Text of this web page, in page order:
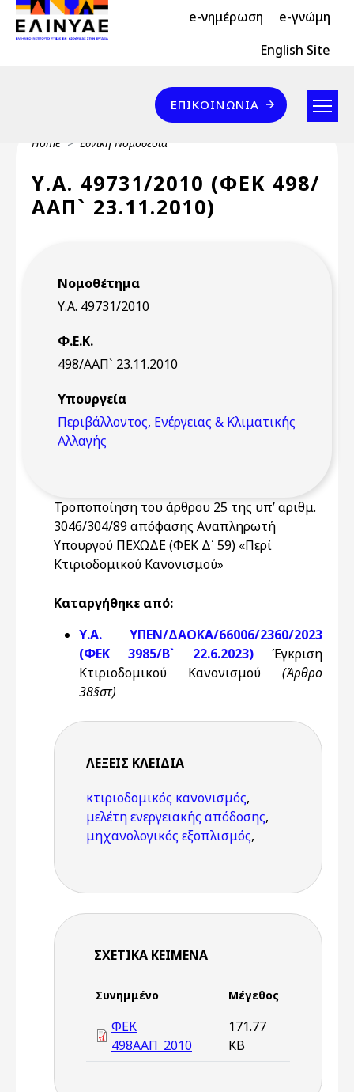
Skip to main content
Header Top 2 e-νημέρωση e-γνώμη
Header Top English Site
Επικοινωνία
ΕΠΙΚΟΙΝΩΝΊΑ
Breadcrumb
Home Εθνική Νομοθεσία
Υ.Α. 49731/2010 (ΦΕΚ 498/
ΑΑΠ` 23.11.2010)
Νομοθέτημα
Υ.Α. 49731/2010
Φ.Ε.Κ.
498/ΑΑΠ` 23.11.2010
Υπουργεία
Περιβάλλοντος, Ενέργειας & Κλιματικής
Αλλαγής
Τροποποίηση του άρθρου 25 της υπ’ αριθμ.
3046/304/89 απόφασης Αναπληρωτή
Υπουργού ΠΕΧΩΔΕ (ΦΕΚ Δ΄ 59) «Περί
Κτιριοδομικού Κανονισμού»
Καταργήθηκε από:
Υ.Α. ΥΠΕΝ/ΔΑΟΚΑ/66006/2360/2023
(ΦΕΚ 3985/Β` 22.6.2023)
Έγκριση
Κτιριοδομικού Κανονισμού (Άρθρο
38§στ)
ΛΈΞΕΙΣ KΛΕΙΔΙΆ
κτιριοδομικός κανονισμός,
μελέτη ενεργειακής απόδοσης,
μηχανολογικός εξοπλισμός,
ΣΧΕΤΙΚΆ ΚΕΊΜΕΝΑ
Συνημμένο Μέγεθος
ΦΕΚ
498ΑΑΠ_2010
171.77
KB